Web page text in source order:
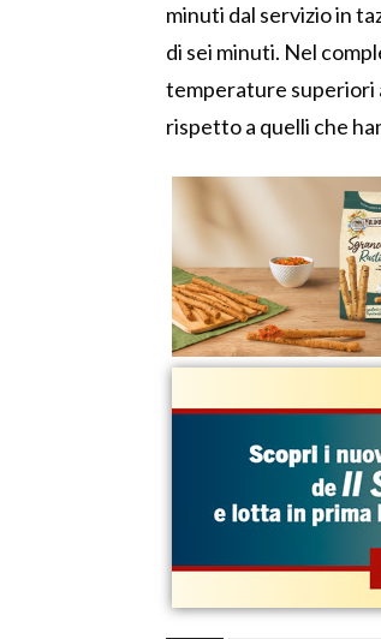
minuti dal servizio in
di sei minuti. Nel
temperature superiori
rispetto a quelli che